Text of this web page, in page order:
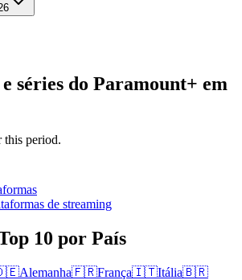
séries do Paramount+ em
period.
de streaming
10 por País
Alemanha🇫🇷França🇮🇹Itália🇧🇷